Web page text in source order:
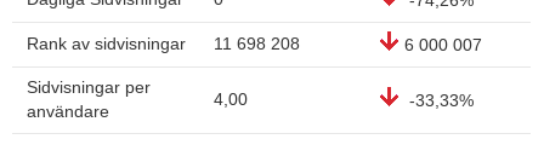
Rank av sidvisningar 11 698 208 6 000 007
Sidvisningar per
användare
4,00 -33,33%